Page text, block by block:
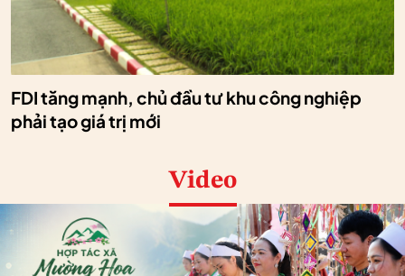
FDI tăng mạnh, chủ đầu tư khu công nghiệp
phải tạo giá trị mới
Video